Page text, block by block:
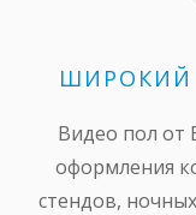
ШИРОКИЙ
Видео пол от
оформления
стендов,